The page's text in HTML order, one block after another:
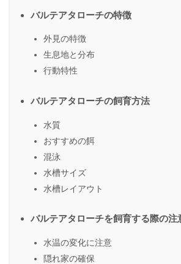
バルテアタローチの特徴
外見の特徴
生息地と分布
行動特性
バルテアタローチの飼育方法
水質
おすすめの餌
混泳
水槽サイズ
水槽レイアウト
バルテアタローチを飼育する際の注
水温の変化に注意
隠れ家の確保